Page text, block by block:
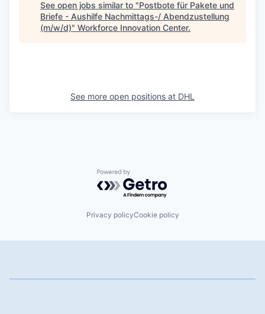
See open jobs similar to "Postbote für Pakete und
Briefe - Aushilfe Nachmittags-/ Abendzustellung
(m/w/d)" Workforce Innovation Center.
See more open positions at DHL
Powered by Getro.com
Privacy policyCookie policy